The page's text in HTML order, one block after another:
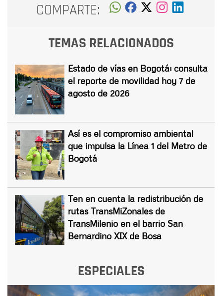
COMPARTE:
TEMAS RELACIONADOS
Estado de vías en Bogotá: consulta
el reporte de movilidad hoy 7 de
agosto de 2026
Así es el compromiso ambiental
que impulsa la Línea 1 del Metro de
Bogotá
Ten en cuenta la redistribución de
rutas TransMiZonales de
TransMilenio en el barrio San
Bernardino XIX de Bosa
ESPECIALES